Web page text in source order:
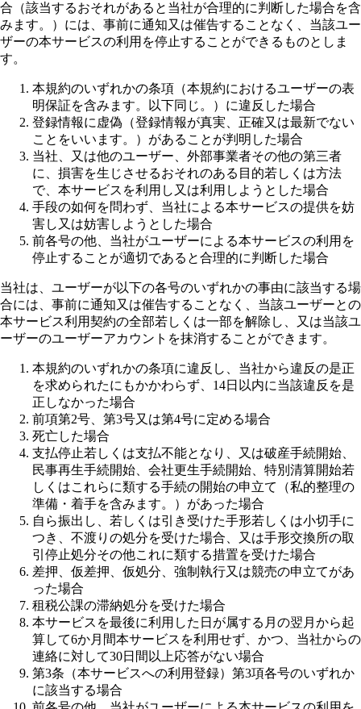
合（該当するおそれがあると当社が合理的に判断した場合を含
みます。）には、事前に通知又は催告することなく、当該ユー
ザーの本サービスの利用を停止することができるものとしま
す。
本規約のいずれかの条項（本規約におけるユーザーの表
明保証を含みます。以下同じ。）に違反した場合
登録情報に虚偽（登録情報が真実、正確又は最新でない
ことをいいます。）があることが判明した場合
当社、又は他のユーザー、外部事業者その他の第三者
に、損害を生じさせるおそれのある目的若しくは方法
で、本サービスを利用し又は利用しようとした場合
手段の如何を問わず、当社による本サービスの提供を妨
害し又は妨害しようとした場合
前各号の他、当社がユーザーによる本サービスの利用を
停止することが適切であると合理的に判断した場合
当社は、ユーザーが以下の各号のいずれかの事由に該当する場
合には、事前に通知又は催告することなく、当該ユーザーとの
本サービス利用契約の全部若しくは一部を解除し、又は当該ユ
ーザーのユーザーアカウントを抹消することができます。
本規約のいずれかの条項に違反し、当社から違反の是正
を求められたにもかかわらず、14日以内に当該違反を是
正しなかった場合
前項第2号、第3号又は第4号に定める場合
死亡した場合
支払停止若しくは支払不能となり、又は破産手続開始、
民事再生手続開始、会社更生手続開始、特別清算開始若
しくはこれらに類する手続の開始の申立て（私的整理の
準備・着手を含みます。）があった場合
自ら振出し、若しくは引き受けた手形若しくは小切手に
つき、不渡りの処分を受けた場合、又は手形交換所の取
引停止処分その他これに類する措置を受けた場合
差押、仮差押、仮処分、強制執行又は競売の申立てがあ
った場合
租税公課の滞納処分を受けた場合
本サービスを最後に利用した日が属する月の翌月から起
算して6か月間本サービスを利用せず、かつ、当社からの
連絡に対して30日間以上応答がない場合
第3条（本サービスへの利用登録）第3項各号のいずれか
に該当する場合